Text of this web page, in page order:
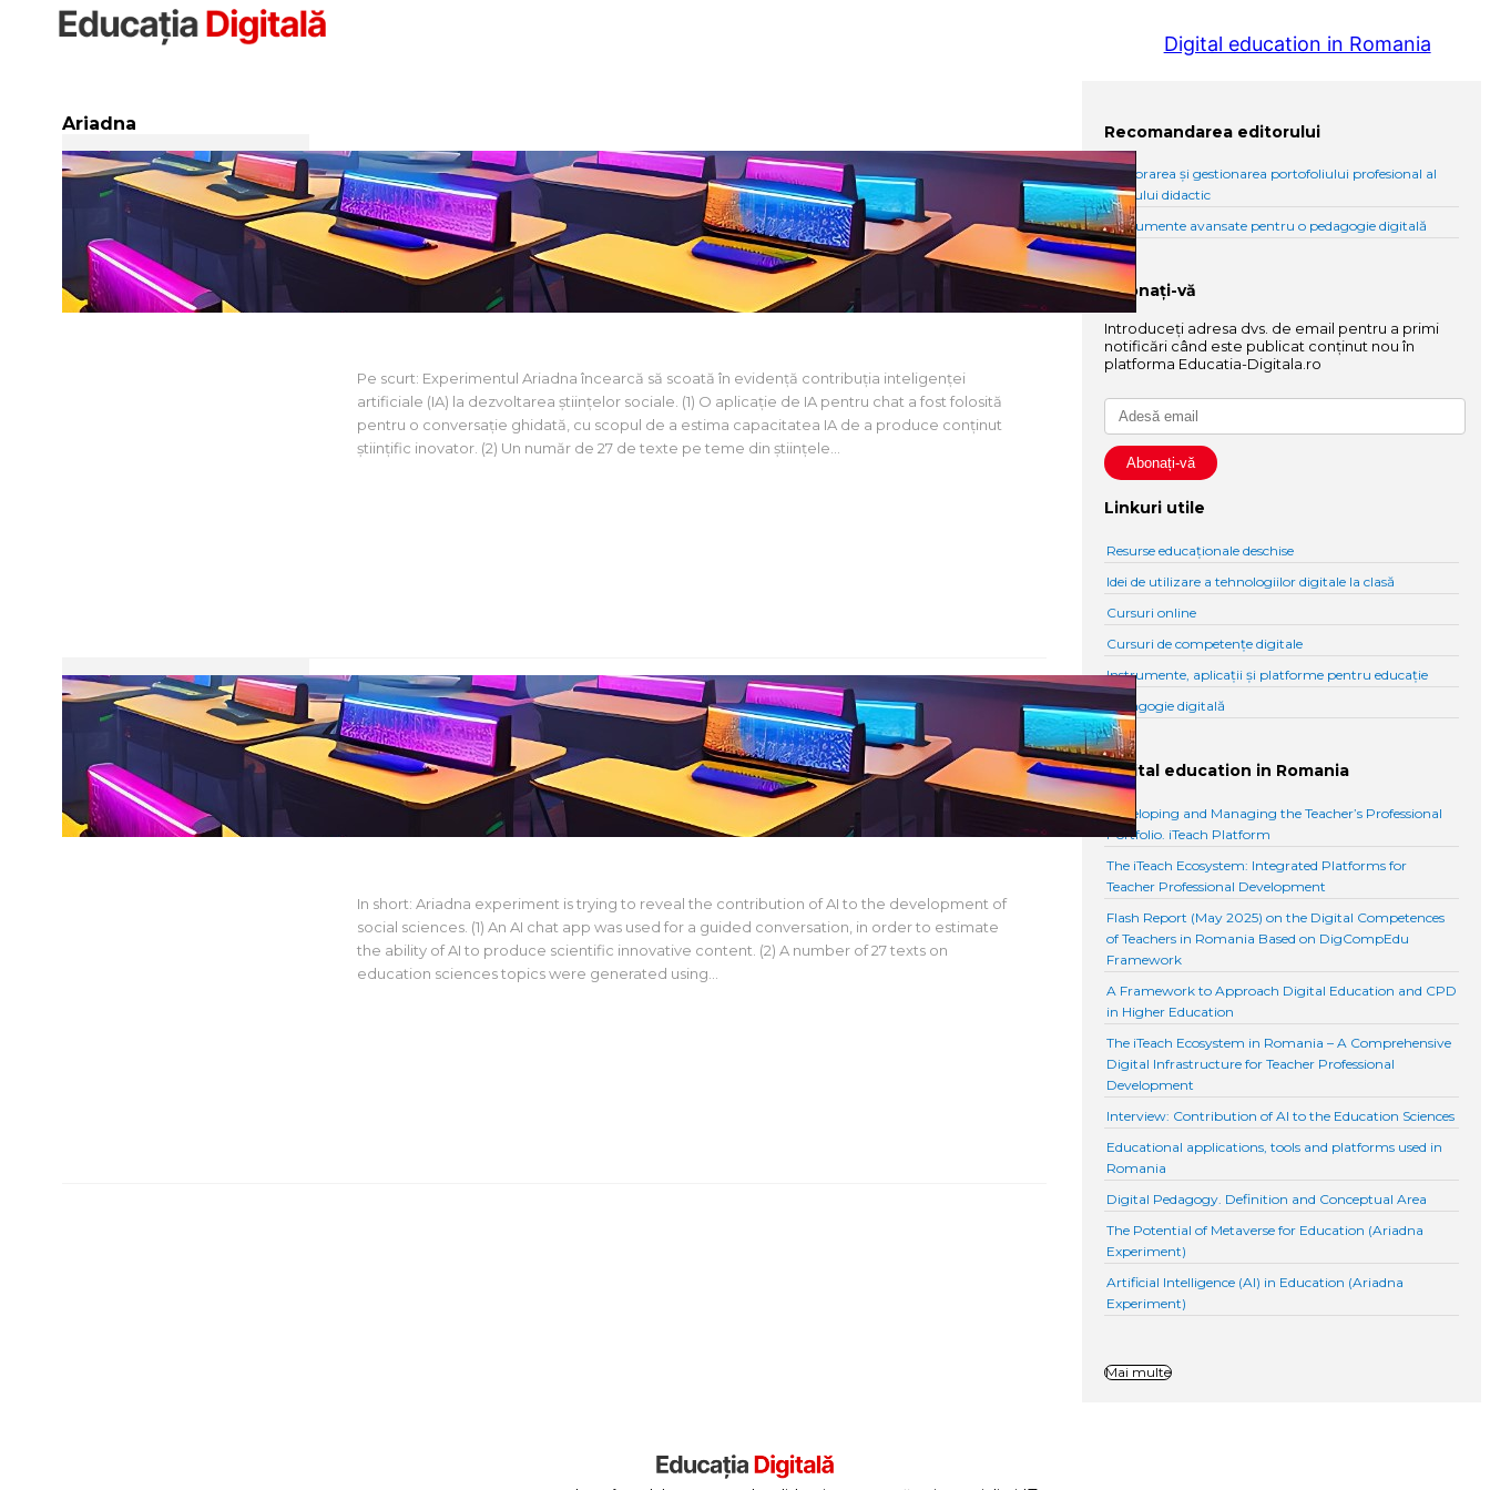
Digital education in Romania
Ariadna
Experimentul Ariadna. Rolul inteligenței artificiale în științele
Pe scurt: Experimentul Ariadna încearcă să scoată în evidență contribuția inteligenței
artificiale (IA) la dezvoltarea științelor sociale. (1) O aplicație de IA pentru chat a fost folosită
pentru o conversație ghidată, cu scopul de a estima capacitatea IA de a produce conținut
științific inovator. (2) Un număr de 27 de texte pe teme din științele…
Ariadna Experiment. The Role of Artificial Intelligence in Education
In short: Ariadna experiment is trying to reveal the contribution of AI to the development of
social sciences. (1) An AI chat app was used for a guided conversation, in order to estimate
the ability of AI to produce scientific innovative content. (2) A number of 27 texts on
education sciences topics were generated using…
Recomandarea editorului
Elaborarea și gestionarea portofoliului profesional al
cadrului didactic
Instrumente avansate pentru o pedagogie digitală
Abonați-vă
Introduceți adresa dvs. de email pentru a primi
notificări când este publicat conținut nou în
platforma Educatia-Digitala.ro
Linkuri utile
Resurse educaționale deschise
Idei de utilizare a tehnologiilor digitale la clasă
Cursuri online
Cursuri de competențe digitale
Instrumente, aplicații și platforme pentru educație
Pedagogie digitală
Digital education in Romania
Developing and Managing the Teacher’s Professional
Portfolio. iTeach Platform
The iTeach Ecosystem: Integrated Platforms for
Teacher Professional Development
Flash Report (May 2025) on the Digital Competences
of Teachers in Romania Based on DigCompEdu
Framework
A Framework to Approach Digital Education and CPD
in Higher Education
The iTeach Ecosystem in Romania – A Comprehensive
Digital Infrastructure for Teacher Professional
Development
Interview: Contribution of AI to the Education Sciences
Educational applications, tools and platforms used in
Romania
Digital Pedagogy. Definition and Conceptual Area
The Potential of Metaverse for Education (Ariadna
Experiment)
Artificial Intelligence (AI) in Education (Ariadna
Experiment)
Mai multe